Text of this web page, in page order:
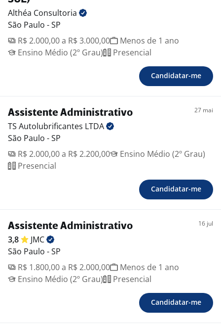
candidatar com a cidade para (43) 99179-0940 – Giselli*
Althéa Consultoria
São Paulo - SP
R$ 2.000,00 a R$ 3.000,00
Menos de 1 ano
Ensino Médio (2º Grau)
Presencial
Candidatar-me
Assistente Administrativo 27 mai
TS Autolubrificantes LTDA
São Paulo - SP
R$ 2.000,00 a R$ 2.200,00
Ensino Médio (2º Grau)
Presencial
Candidatar-me
Assistente Administrativo 16 jul
3,8
JMC
São Paulo - SP
R$ 1.800,00 a R$ 2.000,00
Menos de 1 ano
Ensino Médio (2º Grau)
Presencial
Candidatar-me